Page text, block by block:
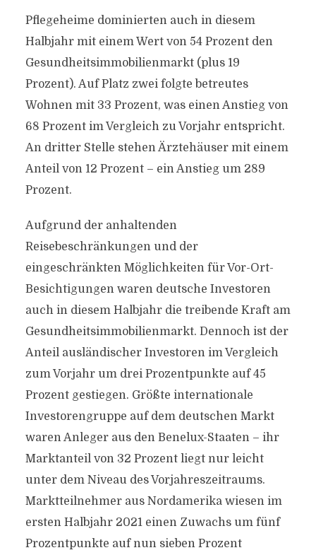
Pflegeheime dominierten auch in diesem
Halbjahr mit einem Wert von 54 Prozent den
Gesundheitsimmobilienmarkt (plus 19
Prozent). Auf Platz zwei folgte betreutes
Wohnen mit 33 Prozent, was einen Anstieg von
68 Prozent im Vergleich zu Vorjahr entspricht.
An dritter Stelle stehen Ärztehäuser mit einem
Anteil von 12 Prozent – ein Anstieg um 289
Prozent.
Aufgrund der anhaltenden
Reisebeschränkungen und der
eingeschränkten Möglichkeiten für Vor-Ort-
Besichtigungen waren deutsche Investoren
auch in diesem Halbjahr die treibende Kraft am
Gesundheitsimmobilienmarkt. Dennoch ist der
Anteil ausländischer Investoren im Vergleich
zum Vorjahr um drei Prozentpunkte auf 45
Prozent gestiegen. Größte internationale
Investorengruppe auf dem deutschen Markt
waren Anleger aus den Benelux-Staaten – ihr
Marktanteil von 32 Prozent liegt nur leicht
unter dem Niveau des Vorjahreszeitraums.
Marktteilnehmer aus Nordamerika wiesen im
ersten Halbjahr 2021 einen Zuwachs um fünf
Prozentpunkte auf nun sieben Prozent